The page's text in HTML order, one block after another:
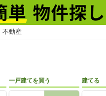
不動産
一戸建てを買う 建てる